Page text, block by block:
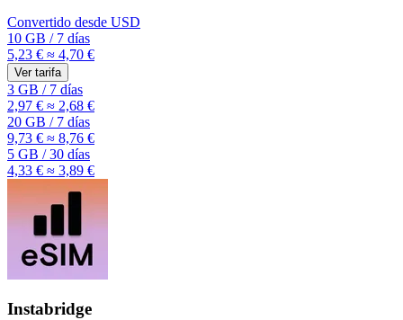
Convertido desde USD
10 GB /7 días
5,23 € ≈ 4,70 €
Ver tarifa
3 GB /7 días
2,97 € ≈ 2,68 €
20 GB /7 días
9,73 € ≈ 8,76 €
5 GB /30 días
4,33 € ≈ 3,89 €
Instabridge